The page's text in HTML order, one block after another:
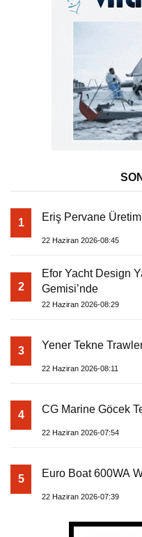
1 Eriş Pervane
22 Haziran 2026-08:45
2
Efor Yacht Design
Gemisi’nde
22 Haziran 2026-08:29
3 Yener Tekne
22 Haziran 2026-08:11
4 CG Marine Göcek
22 Haziran 2026-07:54
5 Euro Boat 600WA
22 Haziran 2026-07:39